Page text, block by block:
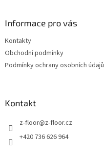
Informace pro vás
Kontakty
Obchodní podmínky
Podmínky ochrany osobních údajů
Kontakt
z-floor@z-floor.cz
+420 736 626 964